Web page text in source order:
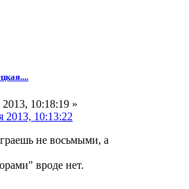
10:18:19 »
2013, 10:13:22
не восьмыми, а
вроде нет.